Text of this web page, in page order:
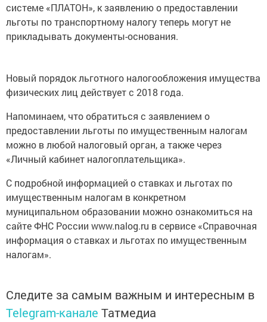
системе «ПЛАТОН», к заявлению о предоставлении
льготы по транспортному налогу теперь могут не
прикладывать документы-основания.
Новый порядок льготного налогообложения имущества
физических лиц действует с 2018 года.
Напоминаем, что обратиться с заявлением о
предоставлении льготы по имущественным налогам
можно в любой налоговый орган, а также через
«Личный кабинет налогоплательщика».
С подробной информацией о ставках и льготах по
имущественным налогам в конкретном
муниципальном образовании можно ознакомиться на
сайте ФНС России www.nalog.ru в сервисе «Справочная
информация о ставках и льготах по имущественным
налогам».
Следите за самым важным и интересным в
Telegram-канале Татмедиа